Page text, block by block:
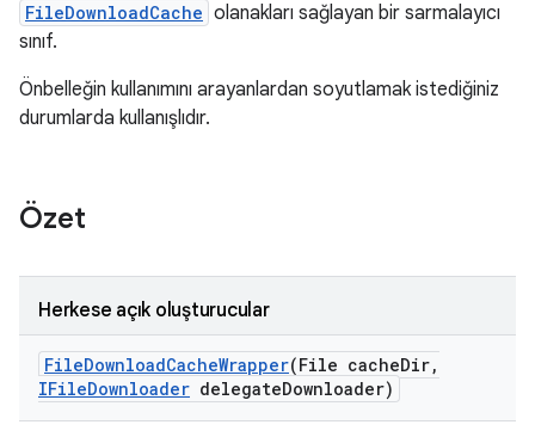
FileDownloadCache olanakları sağlayan bir sarmalayıcı
sınıf.
Önbelleğin kullanımını arayanlardan soyutlamak istediğiniz
durumlarda kullanışlıdır.
Özet
Herkese açık oluşturucular
FileDownloadCacheWrapper(File cacheDir,
IFileDownloader delegateDownloader)